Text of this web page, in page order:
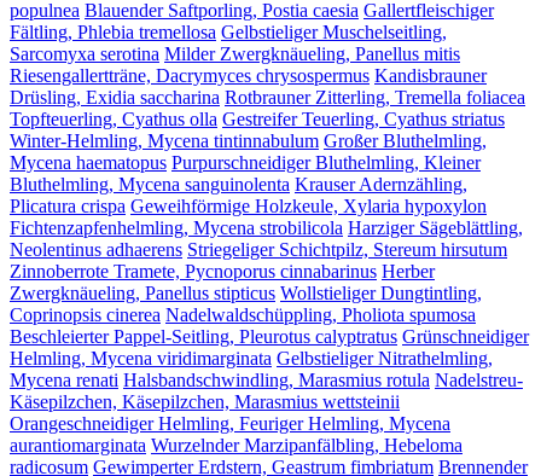
populnea Blauender Saftporling, Postia caesia Gallertfleischiger
Fältling, Phlebia tremellosa Gelbstieliger Muschelseitling,
Sarcomyxa serotina Milder Zwergknäueling, Panellus mitis
Riesengallertträne, Dacrymyces chrysospermus Kandisbrauner
Drüsling, Exidia saccharina Rotbrauner Zitterling, Tremella foliacea
Topfteuerling, Cyathus olla Gestreifer Teuerling, Cyathus striatus
Winter-Helmling, Mycena tintinnabulum Großer Bluthelmling,
Mycena haematopus Purpurschneidiger Bluthelmling, Kleiner
Bluthelmling, Mycena sanguinolenta Krauser Adernzähling,
Plicatura crispa Geweihförmige Holzkeule, Xylaria hypoxylon
Fichtenzapfenhelmling, Mycena strobilicola Harziger Sägeblättling,
Neolentinus adhaerens Striegeliger Schichtpilz, Stereum hirsutum
Zinnoberrote Tramete, Pycnoporus cinnabarinus Herber
Zwergknäueling, Panellus stipticus Wollstieliger Dungtintling,
Coprinopsis cinerea Nadelwaldschüppling, Pholiota spumosa
Beschleierter Pappel-Seitling, Pleurotus calyptratus Grünschneidiger
Helmling, Mycena viridimarginata Gelbstieliger Nitrathelmling,
Mycena renati Halsbandschwindling, Marasmius rotula Nadelstreu-
Käsepilzchen, Käsepilzchen, Marasmius wettsteinii
Orangeschneidiger Helmling, Feuriger Helmling, Mycena
aurantiomarginata Wurzelnder Marzipanfälbling, Hebeloma
radicosum Gewimperter Erdstern, Geastrum fimbriatum Brennender